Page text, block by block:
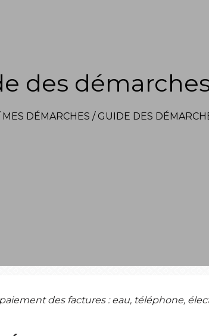
des
MES DÉMARCHES / GUIDE DES
des factures : eau, téléphone,